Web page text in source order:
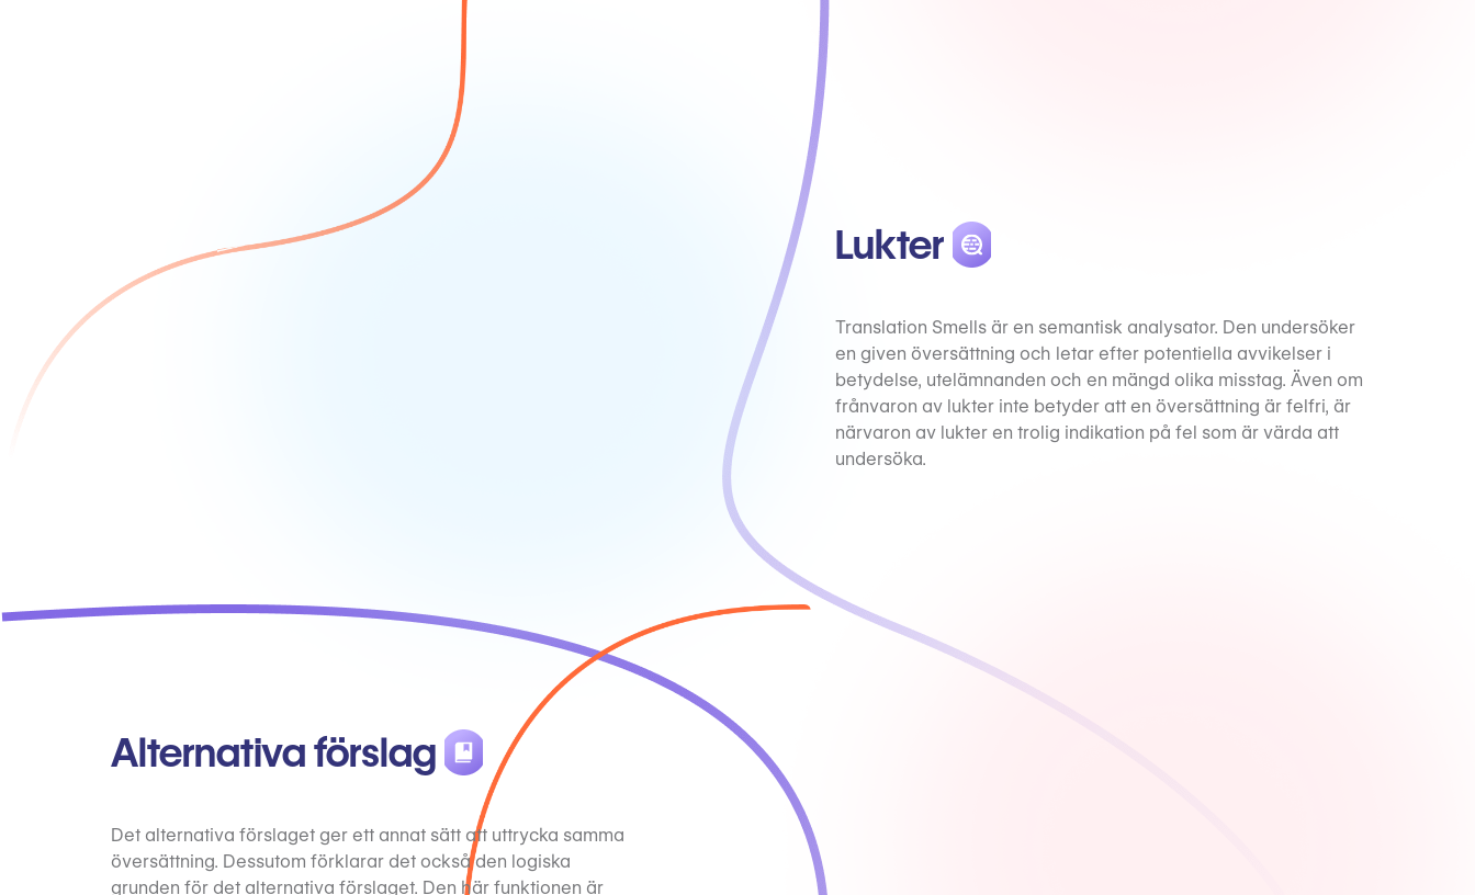
Lukter
Translation Smells är en semantisk analysator. Den undersöker
en given översättning och letar efter potentiella avvikelser i
betydelse, utelämnanden och en mängd olika misstag. Även om
frånvaron av lukter inte betyder att en översättning är felfri, är
närvaron av lukter en trolig indikation på fel som är värda att
undersöka.
Alternativa förslag
Det alternativa förslaget ger ett annat sätt att uttrycka samma
översättning. Dessutom förklarar det också den logiska
grunden för det alternativa förslaget. Den här funktionen är